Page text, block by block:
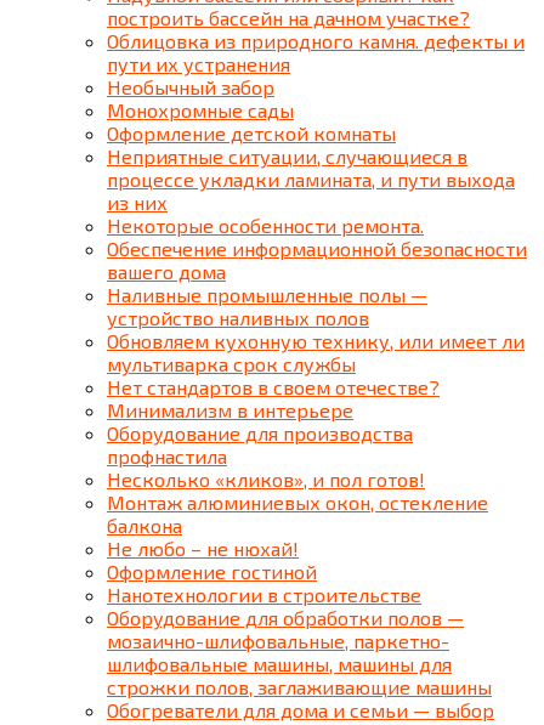
построить бассейн на дачном участке?
Облицовка из природного камня. дефекты и
пути их устранения
Необычный забор
Монохромные сады
Оформление детской комнаты
Неприятные ситуации, случающиеся в
процессе укладки ламината, и пути выхода
из них
Некоторые особенности ремонта.
Обеспечение информационной безопасности
вашего дома
Наливные промышленные полы —
устройство наливных полов
Обновляем кухонную технику, или имеет ли
мультиварка срок службы
Нет стандартов в своем отечестве?
Минимализм в интерьере
Оборудование для производства
профнастила
Несколько «кликов», и пол готов!
Монтаж алюминиевых окон, остекление
балкона
Не любо – не нюхай!
Оформление гостиной
Нанотехнологии в строительстве
Оборудование для обработки полов —
мозаично-шлифовальные, паркетно-
шлифовальные машины, машины для
строжки полов, заглаживающие машины
Обогреватели для дома и семьи — выбор